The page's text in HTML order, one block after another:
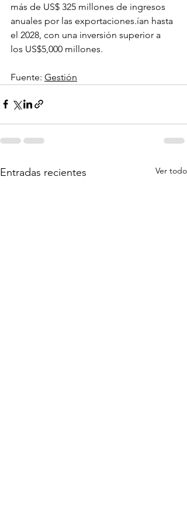
más de US$ 325 millones de ingresos
anuales por las exportaciones.ían hasta
el 2028, con una inversión superior a
los US$5,000 millones.
Fuente: Gestión
Entradas recientes Ver todo